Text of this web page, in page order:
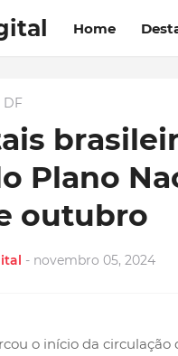
Home
DF
Plano
outubro
- novembro 05, 2024
o início da